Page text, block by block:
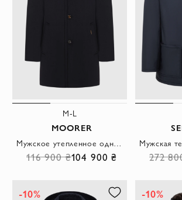
M-L
MOORER
116 900 ₴104 900 ₴ 272
-10% -10%